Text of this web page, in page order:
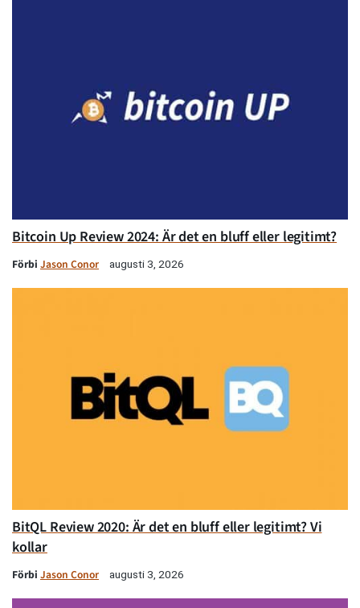
Bitcoin Up Review 2024: Är det en bluff eller legitimt?
Förbi Jason Conor augusti 3, 2026
BitQL Review 2020: Är det en bluff eller legitimt? Vi
kollar
Förbi Jason Conor augusti 3, 2026